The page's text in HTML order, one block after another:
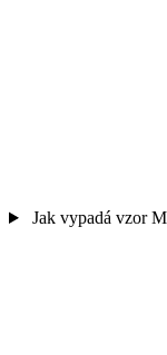
Jak vypadá vzor